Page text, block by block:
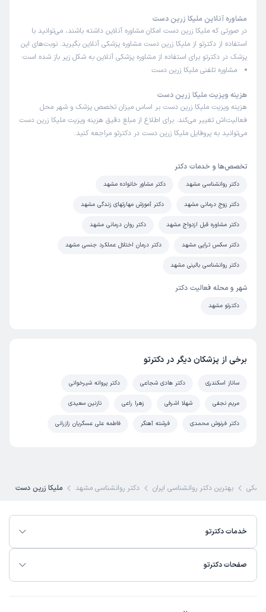
مشاوره آنلاین ملیکا زرین دست
در صورتی که ملیکا زرین دست امکان مشاوره آنلاین داشته باشند، می‌توانید با
استفاده از دکترتو از ملیکا زرین دست مشاوره پزشکی آنلاین بگیرید. نوبت‌های این
پزشک در دکترتو برای استفاده از مشاوره پزشکی آنلاین به شکل زیر باز شده است:
مشاوره تلفنی ملیکا زرین دست
هزینه ویزیت ملیکا زرین دست
هزینه ویزیت ملیکا زرین دست بر اساس میزان تخصص پزشک و شهر محل
فعالیت‌اش تغییر می‌کند. برای اطلاع از مبلغ دقیق هزینه ویزیت ملیکا زرین دست
می‌توانید به پروفایل ملیکا زرین دست در دکترتو مراجعه کنید.
تخصص‌ها و خدمات دکتر
دکتر روانشناسی مشهد دکتر مشاور خانواده مشهد
دکتر زوج درمانی مشهد دکتر آموزش مهارتهای زندگی مشهد
دکتر مشاوره قبل ازدواج مشهد دکتر روان درمانی مشهد
دکتر سکس تراپی مشهد دکتر درمان اختلال عملکرد جنسی مشهد
دکتر روانشناسی بالینی مشهد
شهر و محله فعالیت دکتر
دکترتو مشهد
برخی از پزشکان دیگر در دکترتو
ساناز اسکندری دکتر هادی شجاعی دکتر پروانه شیرخوانی
مریم نجفی شهلا اشرفی زهرا راعی نازنین سعیدی
دکتر فرنوش محمدی فرشته آهنگر فاطمه علی عسگریان زازرانی
بهترین دکتر روانشناسی ایران دکتر روانشناسی مشهد ملیکا زرین دست
خدمات دکترتو
صفحات دکترتو